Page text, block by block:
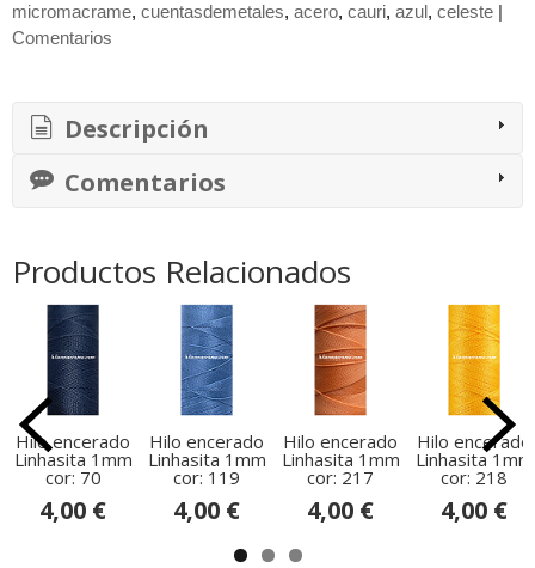
micromacrame cuentasdemetales acero cauri azul celeste |
Comentarios
Descripción
Comentarios
Productos Relacionados
Hilo encerado
Linhasita 1mm
cor: 70
4,00 €
Hilo encerado
Linhasita 1mm
cor: 119
4,00 €
Hilo encerado
Linhasita 1mm
cor: 217
4,00 €
Hilo encerado
Linhasita 1mm
cor: 218
4,00 €